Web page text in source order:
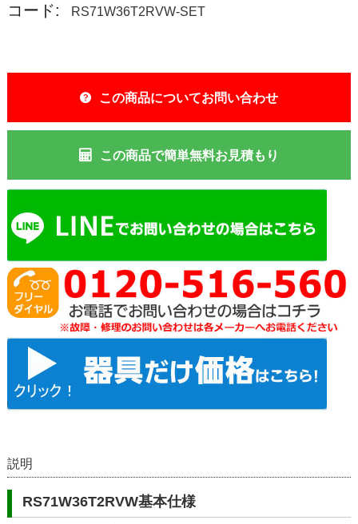
コード: RS71W36T2RVW-SET
この商品についてお問い合わせ
この商品で簡単無料お見積もり
説明
RS71W36T2RVW基本仕様